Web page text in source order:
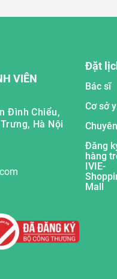
VIÊN
Đình Chiểu,
Hà Nội
Đặt
Bác sĩ
Cơ sở
Đăng
hàng
IVIE-
Mall